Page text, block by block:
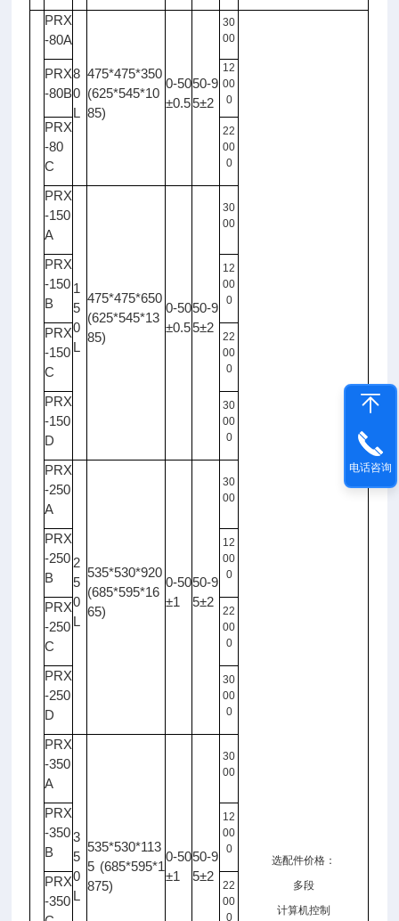
PRX
-80A
8
0
L
475*475*350
(625*545*10
85)
0-50
±0.5
50-9
5±2
30
00
选配件价格：
多段
计算机控制
PRX
-80B
12
00
0
PRX
-80
C
22
00
0
PRX
-150
A
1
5
0
L
475*475*650
(625*545*13
85)
0-50
±0.5
50-9
5±2
30
00
PRX
-150
B
12
00
0
PRX
-150
C
22
00
0
PRX
-150
D
30
00
0
PRX
-250
A
2
5
0
L
535*530*920
(685*595*16
65)
0-50
±1
50-9
5±2
30
00
PRX
-250
B
12
00
0
PRX
-250
C
22
00
0
PRX
-250
D
30
00
0
PRX
-350
A
3
5
0
L
535*530*113
5 (685*595*1
875)
0-50
±1
50-9
5±2
30
00
PRX
-350
B
12
00
0
PRX
-350
22
00
0
电话咨询